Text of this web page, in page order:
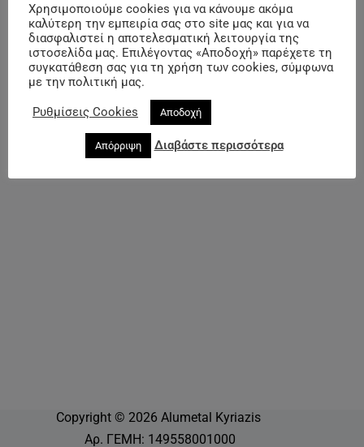
Επιστροφή στο κατάστημα
Copyright © 2026 Alumetal Kyriazis
Αρ. ΓΕΜΗ: 149558001000
Χρησιμοποιούμε cookies για να κάνουμε ακόμα
καλύτερη την εμπειρία σας στο site μας και για να
διασφαλιστεί η αποτελεσματική λειτουργία της
ιστοσελίδα μας. Επιλέγοντας «Αποδοχή» παρέχετε τη
συγκατάθεση σας για τη χρήση των cookies, σύμφωνα
με την πολιτική μας.
Ρυθμίσεις Cookies Αποδοχή
Απόρριψη Διαβάστε περισσότερα